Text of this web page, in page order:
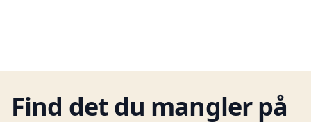
Find det du mangler på